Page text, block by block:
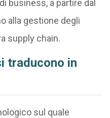
business, a partire dal
alla gestione degli
supply chain.
traducono in
sul quale